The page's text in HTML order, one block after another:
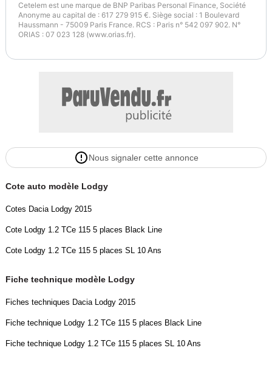
Cetelem est une marque de BNP Paribas Personal Finance, Société
Anonyme au capital de : 617 279 915 €. Siège social : 1 Boulevard
Haussmann - 75009 Paris France. RCS : Paris n° 542 097 902. N°
ORIAS : 07 023 128 (www.orias.fr).
Nous signaler cette annonce
Cote auto modèle Lodgy
Cotes Dacia Lodgy 2015
Cote Lodgy 1.2 TCe 115 5 places Black Line
Cote Lodgy 1.2 TCe 115 5 places SL 10 Ans
Fiche technique modèle Lodgy
Fiches techniques Dacia Lodgy 2015
Fiche technique Lodgy 1.2 TCe 115 5 places Black Line
Fiche technique Lodgy 1.2 TCe 115 5 places SL 10 Ans